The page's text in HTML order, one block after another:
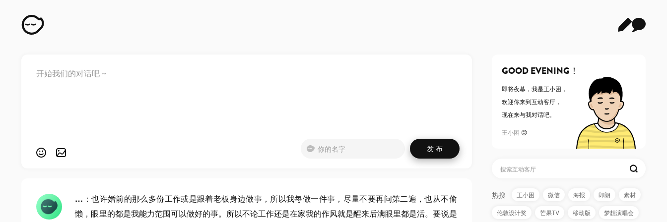
… ：也许婚前的那么多份工作或是跟着老板身边做事，所以我每做一件事，尽量不要再问第二遍，也从不偷
懒，眼里的都是我能力范围可以做好的事。所以不论工作还是在家我的作风就是醒来后满眼里都是活。要说是
GOOD EVENING！
即将夜幕， 我是王小困 ，
欢迎你来到互动客厅，
现在来与我对话吧。
王小困 😜
热搜 王小困 微信 海报 郎朗 素材
伦敦设计奖 芒果TV 移动版 梦想演唱会